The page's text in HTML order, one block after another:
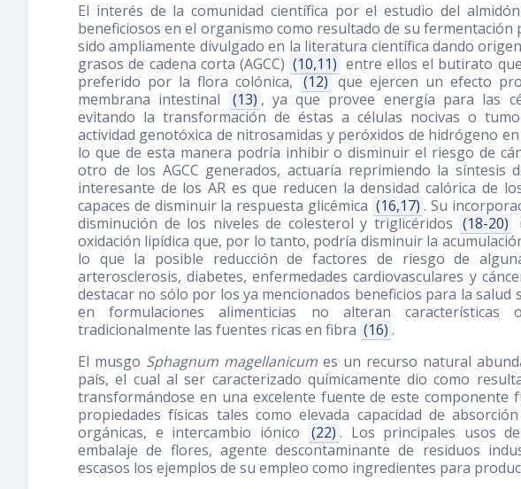
El interés de la comunidad científica por el estudio del
beneficiosos en el organismo como resultado de su
sido ampliamente divulgado en la literatura científica dando
grasos de cadena corta (AGCC) (10,11) entre ellos el butirato
preferido por la flora colónica, (12) que ejercen un efecto
membrana intestinal
(13) , ya que provee energía para las
evitando la transformación de éstas a células nocivas o
actividad genotóxica de nitrosamidas y peróxidos de hidrógeno
lo que de esta manera podría inhibir o disminuir el riesgo de
otro de los AGCC generados, actuaría reprimiendo la síntesis
interesante de los AR es que reducen la densidad calórica de
capaces de disminuir la respuesta glicémica (16,17) . Su
disminución de los niveles de colesterol y triglicéridos (18-20)
oxidación lipídica que, por lo tanto, podría disminuir la
lo que la posible reducción de factores de riesgo de
arterosclerosis, diabetes, enfermedades cardiovasculares y
destacar no sólo por los ya mencionados beneficios para la
en formulaciones alimenticias no alteran características
tradicionalmente las fuentes ricas en fibra (16) .
El musgo Sphagnum magellanicum es un recurso natural
país, el cual al ser caracterizado químicamente dio como
transformándose en una excelente fuente de este componente
propiedades físicas tales como elevada capacidad de
orgánicas, e intercambio iónico
(22) . Los principales usos
embalaje de flores, agente descontaminante de residuos
escasos los ejemplos de su empleo como ingredientes para